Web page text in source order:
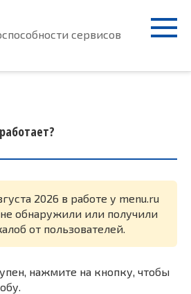
сервисов
2026 в работе у menu.ru
обнаружили или получили
от пользователей.
нажмите на кнопку, чтобы